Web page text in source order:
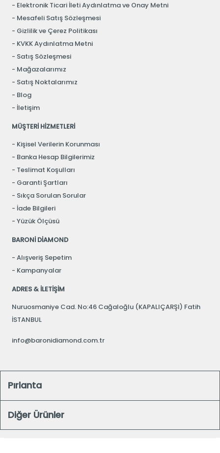
Elektronik Ticari İleti Aydınlatma ve Onay Metni
Mesafeli Satış Sözleşmesi
Gizlilik ve Çerez Politikası
KVKK Aydınlatma Metni
Satış Sözleşmesi
Mağazalarımız
Satış Noktalarımız
Blog
İletişim
MÜŞTERİ HİZMETLERİ
Kişisel Verilerin Korunması
Banka Hesap Bilgilerimiz
Teslimat Koşulları
Garanti Şartları
Sıkça Sorulan Sorular
İade Bilgileri
Yüzük Ölçüsü
BARONİ DİAMOND
Alışveriş Sepetim
Kampanyalar
ADRES & İLETİŞİM
Nuruosmaniye Cad. No:46 Cağaloğlu (KAPALIÇARŞI) Fatih
İSTANBUL
info@baronidiamond.com.tr
Pırlanta
Diğer Ürünler